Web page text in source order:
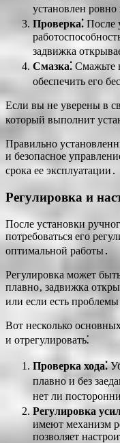
установлен
Проверка⁚ После
задвижка
Смазка⁚ Смажьте
обеспечить его
Если вы не уверены в
который выполнит
Правильно
и безопасное
срока ее эксплуатации․
Регулировка и
После установки
потребоваться его
оптимальной работы․
Регулировка может
плавно‚ задвижка
или если есть
Вот несколько
и отрегулировать⁚
Проверка хода⁚
плавно и без
нет ли
Регулировка
имеют механизм
позволяет